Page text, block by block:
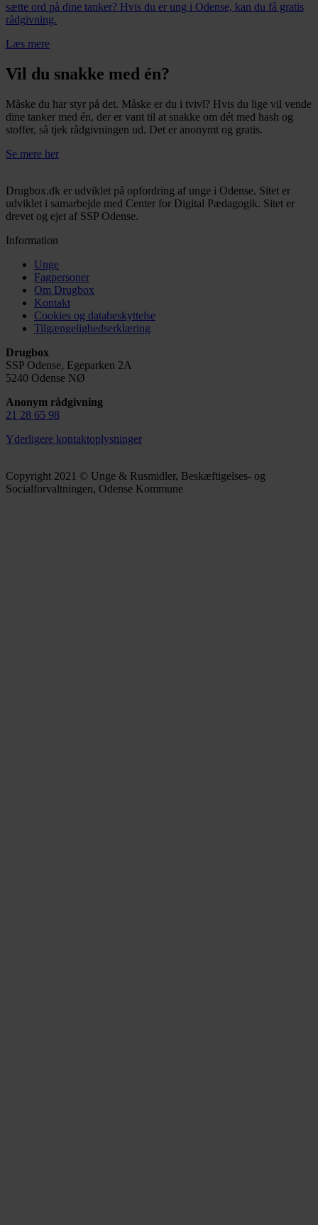
sætte ord på dine tanker? Hvis du er ung i Odense, kan du få gratis
rådgivning.
Læs mere
Vil du snakke med én?
Måske du har styr på det. Måske er du i tvivl? Hvis du lige vil vende
dine tanker med én, der er vant til at snakke om dét med hash og
stoffer, så tjek rådgivningen ud. Det er anonymt og gratis.
Se mere her
Drugbox.dk er udviklet på opfordring af unge i Odense. Sitet er
udviklet i samarbejde med Center for Digital Pædagogik. Sitet er
drevet og ejet af SSP Odense.
Information
Unge
Fagpersoner
Om Drugbox
Kontakt
Cookies og databeskyttelse
Tilgængelighedserklæring
Drugbox
SSP Odense, Egeparken 2A
5240 Odense NØ
Anonym rådgivning
21 28 65 98
Yderligere kontaktoplysninger
Copyright 2021 © Unge & Rusmidler, Beskæftigelses- og
Socialforvaltningen, Odense Kommune